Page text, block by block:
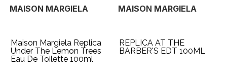
MAISON MARGIELA
Maison Margiela Replica
Under The Lemon Trees
Eau De Toilette 100ml
MAISON MARGIELA
REPLICA AT THE
BARBER'S EDT 100ML